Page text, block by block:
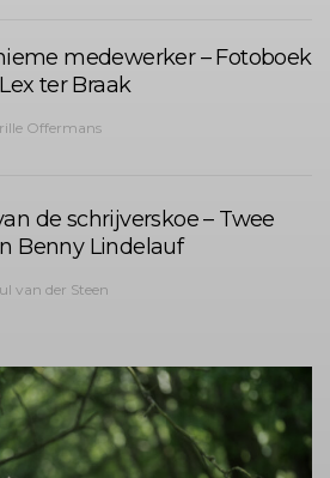
medewerker – Fotoboek
ter Braak
Offermans
de schrijverskoe – Twee
Benny Lindelauf
van der Steen